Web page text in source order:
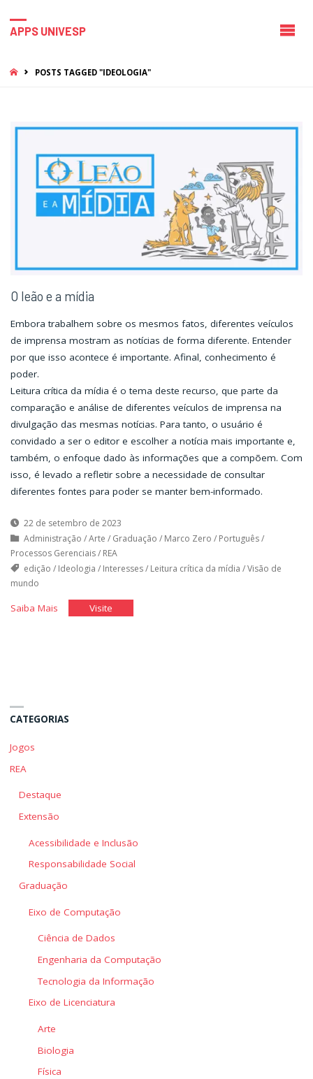
APPS UNIVESP
HOMEPOSTS TAGGED "IDEOLOGIA"
O leão e a mídia
Embora trabalhem sobre os mesmos fatos, diferentes veículos
de imprensa mostram as notícias de forma diferente. Entender
por que isso acontece é importante. Afinal, conhecimento é
poder.
Leitura crítica da mídia é o tema deste recurso, que parte da
comparação e análise de diferentes veículos de imprensa na
divulgação das mesmas notícias. Para tanto, o usuário é
convidado a ser o editor e escolher a notícia mais importante e,
também, o enfoque dado às informações que a compõem. Com
isso, é levado a refletir sobre a necessidade de consultar
diferentes fontes para poder se manter bem-informado.
22 de setembro de 2023
Administração /Arte / Graduação / Marco Zero / Português/
Processos Gerenciais/ REA
edição / Ideologia / Interesses/ Leitura crítica da mídia /Visão de
mundo
Saiba Mais"O
Visite"O
CATEGORIAS
Jogos
REA
Destaque
Extensão
Acessibilidade e Inclusão
Responsabilidade Social
Graduação
Eixo de Computação
Ciência de Dados
Engenharia da Computação
Tecnologia da Informação
Eixo de Licenciatura
Arte
Biologia
Física